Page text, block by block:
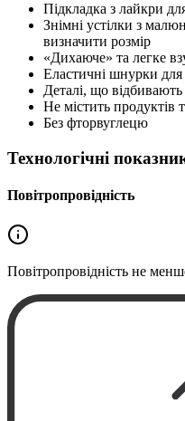
Підкладка з лайкри
Знімні устілки з
визначити розмір
«Дихаюче» та легке
Еластичні шнурки для
Деталі, що відбивають
Не містить продуктів
Без фторвуглецю
Технологічні
Повітропровідність
Повітропровідність не